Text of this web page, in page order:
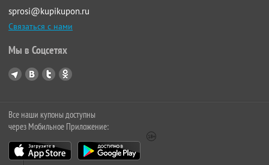
sprosi@kupikupon.ru
Связаться с нами
Мы в Соцсетях
Все наши купоны доступны
через Мобильное Приложение: